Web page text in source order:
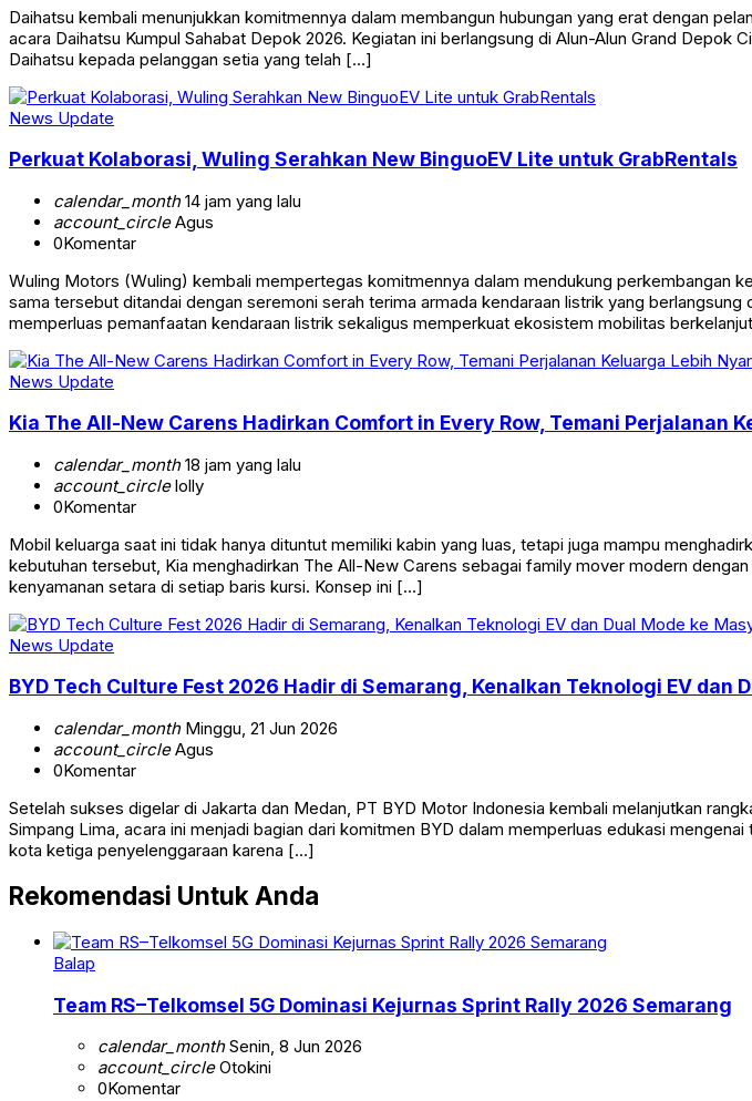
Daihatsu kembali menunjukkan komitmennya dalam membangun hubungan yang erat dengan
acara Daihatsu Kumpul Sahabat Depok 2026. Kegiatan ini berlangsung di Alun-Alun Grand
Daihatsu kepada pelanggan setia yang telah […]
News Update
Perkuat Kolaborasi, Wuling Serahkan New BinguoEV Lite untuk GrabRentals
calendar_month14 jam yang lalu
account_circleAgus
0Komentar
Wuling Motors (Wuling) kembali mempertegas komitmennya dalam mendukung perkembangan
sama tersebut ditandai dengan seremoni serah terima armada kendaraan listrik yang
memperluas pemanfaatan kendaraan listrik sekaligus memperkuat ekosistem mobilitas
News Update
Kia The All-New Carens Hadirkan Comfort in Every Row, Temani Perjalanan
calendar_month18 jam yang lalu
account_circlelolly
0Komentar
Mobil keluarga saat ini tidak hanya dituntut memiliki kabin yang luas, tetapi juga mampu
kebutuhan tersebut, Kia menghadirkan The All-New Carens sebagai family mover modern
kenyamanan setara di setiap baris kursi. Konsep ini […]
News Update
BYD Tech Culture Fest 2026 Hadir di Semarang, Kenalkan Teknologi EV dan
calendar_monthMinggu, 21 Jun 2026
account_circleAgus
0Komentar
Setelah sukses digelar di Jakarta dan Medan, PT BYD Motor Indonesia kembali melanjutkan
Simpang Lima, acara ini menjadi bagian dari komitmen BYD dalam memperluas edukasi
kota ketiga penyelenggaraan karena […]
Rekomendasi Untuk Anda
Balap
Team RS–Telkomsel 5G Dominasi Kejurnas Sprint Rally 2026 Semarang
calendar_monthSenin, 8 Jun 2026
account_circleOtokini
0Komentar